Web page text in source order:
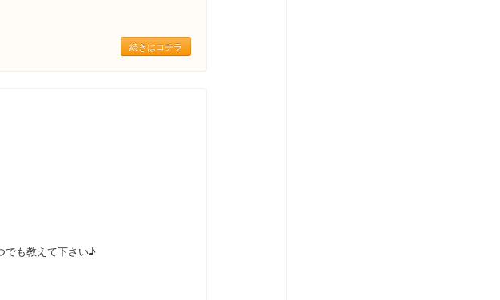
続きはコチラ
でも教えて下さい♪